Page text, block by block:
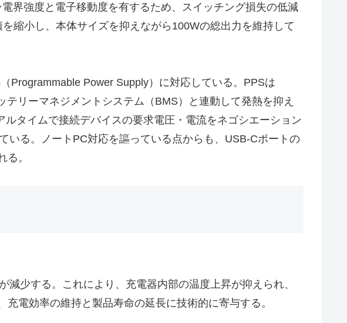
界強度と電子移動度を有するため、スイッチング損失の低減
縮小し、本体サイズを抑えながら100Wの総出力を維持して
Programmable Power Supply）に対応している。PPSは
リーマネジメントシステム（BMS）と連動して発熱を抑え
タイムで接続デバイスの要求電圧・電流をネゴシエーション
いる。ノートPC対応を謳っている点からも、USB-Cポートの
。
少する。これにより、充電器内部の温度上昇が抑えられ、
電効率の維持と製品寿命の延長に技術的に寄与する。